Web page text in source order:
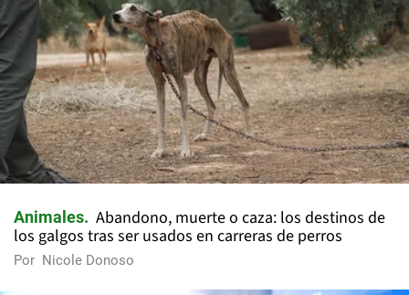
Animales
Abandono, muerte o caza: los destinos de
los galgos tras ser usados en carreras de perros
Por Nicole Donoso